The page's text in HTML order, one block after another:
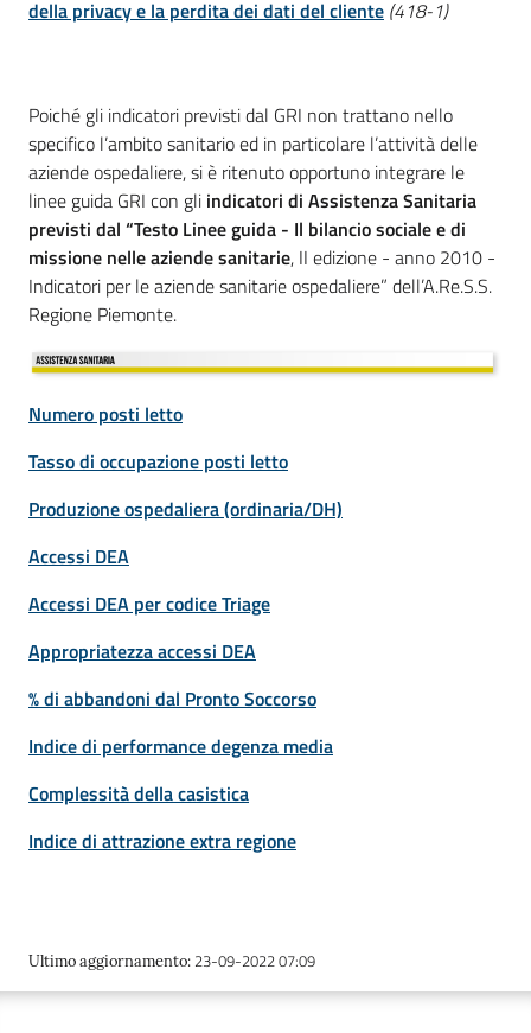
della privacy e la perdita dei dati del cliente (418-1)
Poiché gli indicatori previsti dal GRI non trattano nello
specifico l’ambito sanitario ed in particolare l’attività delle
aziende ospedaliere, si è ritenuto opportuno integrare le
linee guida GRI con gli indicatori di Assistenza Sanitaria
previsti dal “Testo Linee guida - Il bilancio sociale e di
missione nelle aziende sanitarie, II edizione - anno 2010 -
Indicatori per le aziende sanitarie ospedaliere” dell’A.Re.S.S.
Regione Piemonte.
Numero posti letto
Tasso di occupazione posti letto
Produzione ospedaliera (ordinaria/DH)
Accessi DEA
Accessi DEA per codice Triage
Appropriatezza accessi DEA
% di abbandoni dal Pronto Soccorso
Indice di performance degenza media
Complessità della casistica
Indice di attrazione extra regione
Ultimo aggiornamento: 23-09-2022 07:09